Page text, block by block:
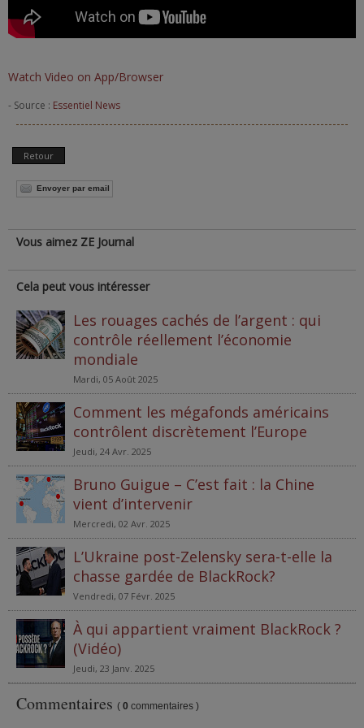
Watch Video on App/Browser
- Source : Essentiel News
Retour
Envoyer par email
Vous aimez ZE Journal
Cela peut vous intéresser
Les rouages cachés de l’argent : qui
contrôle réellement l’économie
mondiale
Mardi, 05 Août 2025
Comment les mégafonds américains
contrôlent discrètement l’Europe
Jeudi, 24 Avr. 2025
Bruno Guigue – C’est fait : la Chine
vient d’intervenir
Mercredi, 02 Avr. 2025
L’Ukraine post-Zelensky sera-t-elle la
chasse gardée de BlackRock?
Vendredi, 07 Févr. 2025
À qui appartient vraiment BlackRock ?
(Vidéo)
Jeudi, 23 Janv. 2025
Commentaires ( 0 commentaires )